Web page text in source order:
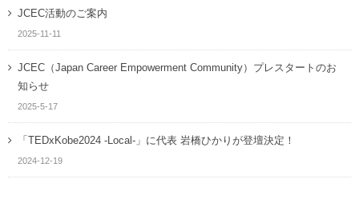
JCEC活動のご案内
2025-11-11
JCEC（Japan Career Empowerment Community）プレスタートのお
知らせ
2025-5-17
「TEDxKobe2024 -Local-」に代表 岩橋ひかりが登壇決定！
2024-12-19